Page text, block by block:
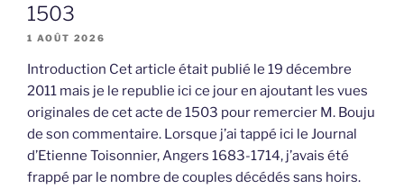
1503
1 AOÛT 2026
Introduction Cet article était publié le 19 décembre
2011 mais je le republie ici ce jour en ajoutant les vues
originales de cet acte de 1503 pour remercier M. Bouju
de son commentaire. Lorsque j’ai tappé ici le Journal
d’Etienne Toisonnier, Angers 1683-1714, j’avais été
frappé par le nombre de couples décédés sans hoirs.